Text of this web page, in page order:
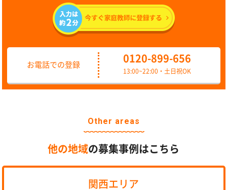
お電話での登録
0120-899-656
13:00~22:00・土日祝OK
Other areas
他の地域の募集事例はこちら
関西エリア